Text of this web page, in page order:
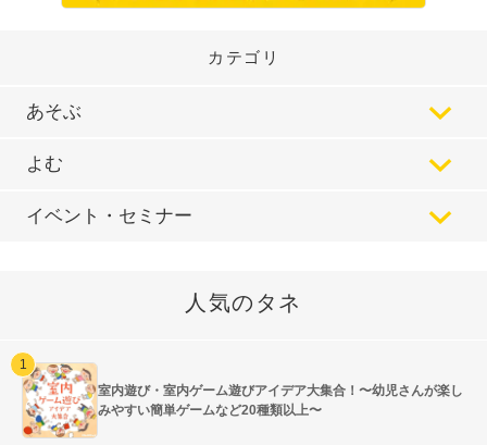
カテゴリ
あそぶ
よむ
イベント・セミナー
人気のタネ
室内遊び・室内ゲーム遊びアイデア大集合！〜幼児さんが楽し
みやすい簡単ゲームなど20種類以上〜